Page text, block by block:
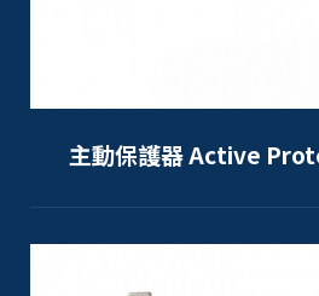
主動保護器 Active